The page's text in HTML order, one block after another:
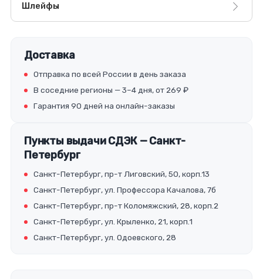
Шлейфы
Доставка
Отправка по всей России в день заказа
В соседние регионы — 3–4 дня, от 269 ₽
Гарантия 90 дней на онлайн-заказы
Пункты выдачи СДЭК — Санкт-
Петербург
Санкт-Петербург, пр-т Лиговский, 50, корп.13
Санкт-Петербург, ул. Профессора Качалова, 7б
Санкт-Петербург, пр-т Коломяжский, 28, корп.2
Санкт-Петербург, ул. Крыленко, 21, корп.1
Санкт-Петербург, ул. Одоевского, 28